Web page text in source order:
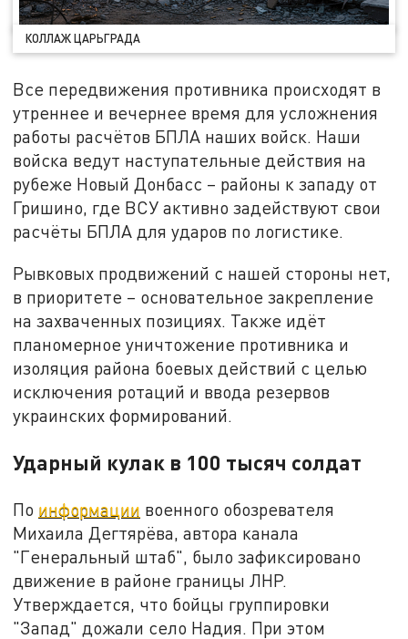
КОЛЛАЖ ЦАРЬГРАДА
Все передвижения противника происходят в
утреннее и вечернее время для усложнения
работы расчётов БПЛА наших войск. Наши
войска ведут наступательные действия на
рубеже Новый Донбасс – районы к западу от
Гришино, где ВСУ активно задействуют свои
расчёты БПЛА для ударов по логистике.
Рывковых продвижений с нашей стороны нет,
в приоритете – основательное закрепление
на захваченных позициях. Также идёт
планомерное уничтожение противника и
изоляция района боевых действий с целью
исключения ротаций и ввода резервов
украинских формирований.
Ударный кулак в 100 тысяч солдат
По информации военного обозревателя
Михаила Дегтярёва, автора канала
"Генеральный штаб", было зафиксировано
движение в районе границы ЛНР.
Утверждается, что бойцы группировки
"Запад" дожали село Надия. При этом